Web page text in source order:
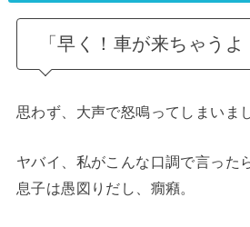
「早く！車が来ちゃうよ
思わず、大声で怒鳴ってしまいま
ヤバイ、私がこんな口調で言った
息子は愚図りだし、癇癪。